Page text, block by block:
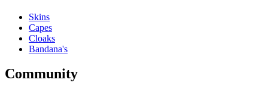
Skins
Capes
Cloaks
Bandana's
Community